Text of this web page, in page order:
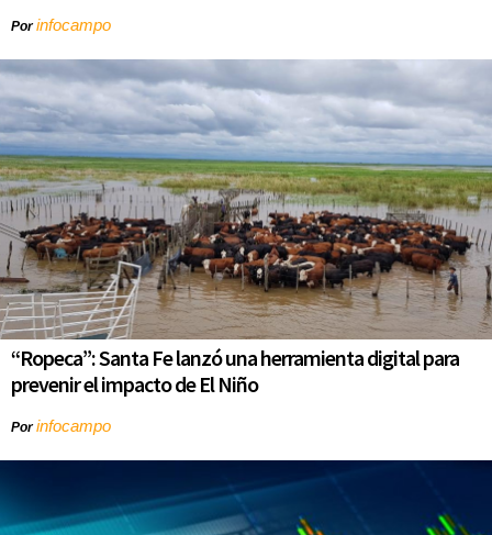
Porinfocampo
“Ropeca”: Santa Fe lanzó una herramienta digital para
prevenir el impacto de El Niño
Porinfocampo